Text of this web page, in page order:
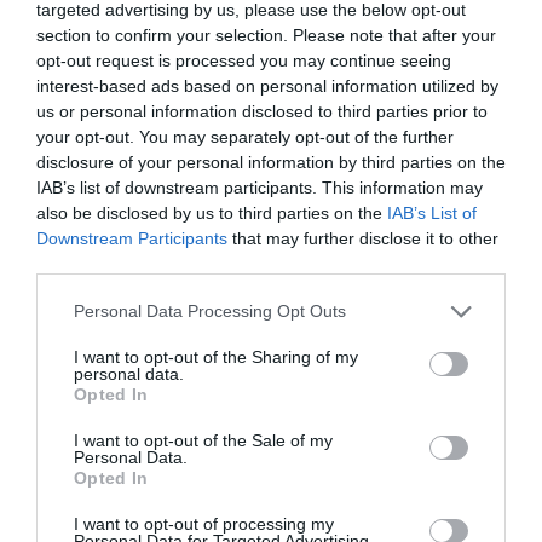
targeted advertising by us, please use the below opt-out
section to confirm your selection. Please note that after your
opt-out request is processed you may continue seeing
interest-based ads based on personal information utilized by
us or personal information disclosed to third parties prior to
your opt-out. You may separately opt-out of the further
disclosure of your personal information by third parties on the
IAB’s list of downstream participants. This information may
also be disclosed by us to third parties on the IAB’s List of
Downstream Participants that may further disclose it to other
Please note that this website/app uses one or more Google
not limited to your visit or usage behaviour. You may click to
grant or deny consent to Google and its third-party tags to
use your data for below specified purposes in below Google
consent section.
Personal Data Processing Opt Outs
I want to opt-out of the Sharing of my
personal data.
Opted In
I want to opt-out of the Sale of my
Personal Data.
Opted In
I want to opt-out of processing my
θερμοκρασίας. Απλώς προσθέστε λίγο
ελαιόλαδο, αλάτι και πιπέρι και τα
κατεψυγμένα λαχανικά σας θα
λειτουργήσουν εξίσου καλά στο τηγάνι, τις
σούπες και το φούρνο.
Ακολουθήστε τοfoodlife.gr στο Google
Newsκαι μάθετε πρώτοι όλες τις ειδήσεις
VEGAN ΔΙΑΤΡΟΦΗ
VEGAN ΕΝΑΛΛΑΚΤΙΚΕΣ
ΟΙΚΟΝΟΜΙΚΗ VEGAN ΔΙΑΤΡΟΦΗ